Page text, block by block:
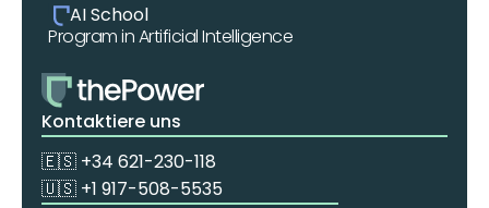
AI School
Program in Artificial Intelligence
Kontaktiere uns
🇪🇸 +34 621-230-118
🇺🇸 +1 917-508-5535